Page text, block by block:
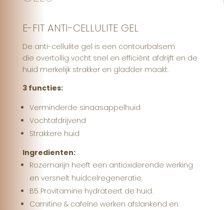
E-FIT ANTI-CELLULITE GEL
De anti-cellulite gel is een contourbalsem
die overtollig vocht snel en efficiënt afdrijft en de
huid merkelijk strakker en gladder maakt.
3 functies:
Verminderde sinaasappelhuid
Vochtafdrijvend
Strakkere huid
Ingredienten:
Rozemarijn heeft een antioxiderende werking
en versnelt huidcelregeneratie.
B5 Provitamine hydrateert de huid.
Carnitine & cafeïne werken afslankend en